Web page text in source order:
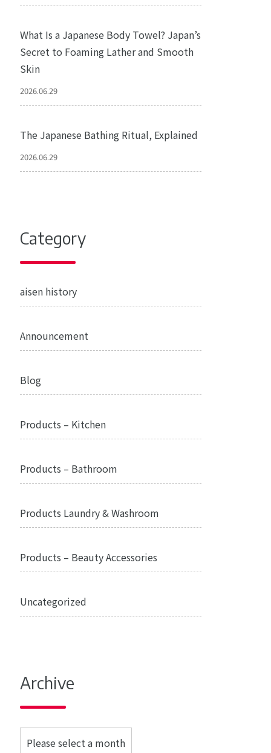
What Is a Japanese Body Towel? Japan’s
Secret to Foaming Lather and Smooth
Skin
2026.06.29
The Japanese Bathing Ritual, Explained
2026.06.29
Category
aisen history
Announcement
Blog
Products – Kitchen
Products – Bathroom
Products Laundry & Washroom
Products – Beauty Accessories
Uncategorized
Archive